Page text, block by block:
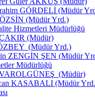
GÖRDELİ (Müdür
(Müdür Yrd.)
Hizmetleri Müdürlüğü
(Müdür)
(Müdür Yrd.)
ZENGİN ŞEN (Müdür
Müdürlüğü
VAROLGÜNEŞ (Müdür)
KASABALI (Müdür